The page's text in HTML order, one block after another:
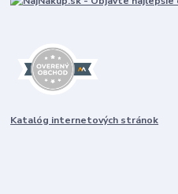
Katalóg internetových stránok